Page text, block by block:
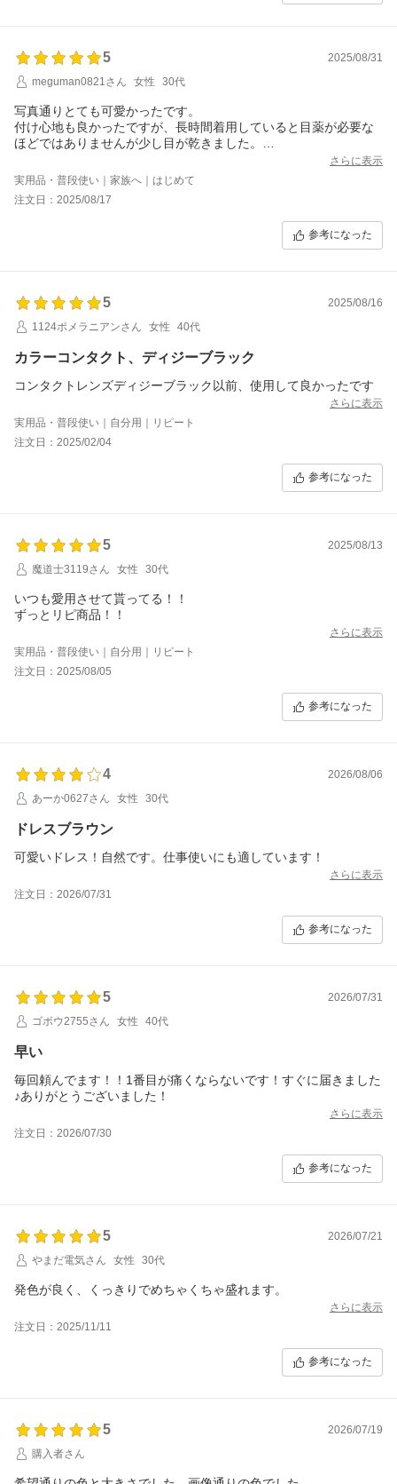
万が一不良品が発生した場合は、各メーカーが適切な対応をする体制と
決してご使用・破棄なさらずお待ちくださいますようお願い申し上げま
ご登録のメールアドレス宛に別途当店よりご連絡させていただきました
ので、
大変恐れ入りますがご確認のほど何卒よろしくお願いいたします。
この度は、お客様にご迷惑をおかけいたしましたこと深くお詫び申し上
げます。
5
2025/08/31
meguman0821さん
女性 30代
写真通りとても可愛かったです。
付け心地も良かったですが、長時間着用していると目薬が必要な
ほどではありませんが少し目が乾きました。
さらに表示
実用品・普段使い｜家族へ｜はじめて
注文日：2025/08/17
参考になった
5
2025/08/16
1124ポメラニアンさん
女性 40代
カラーコンタクト、ディジーブラック
コンタクトレンズディジーブラック以前、使用して良かったです
さらに表示
実用品・普段使い｜自分用｜リピート
注文日：2025/02/04
参考になった
5
2025/08/13
魔道士3119さん
女性 30代
いつも愛用させて貰ってる！！
ずっとリピ商品！！
さらに表示
実用品・普段使い｜自分用｜リピート
注文日：2025/08/05
参考になった
4
2026/08/06
あーか0627さん
女性 30代
ドレスブラウン
可愛いドレス！自然です。仕事使いにも適しています！
さらに表示
注文日：2026/07/31
参考になった
5
2026/07/31
ゴボウ2755さん
女性 40代
早い
毎回頼んでます！！1番目が痛くならないです！すぐに届きました
♪ありがとうございました！
さらに表示
注文日：2026/07/30
参考になった
5
2026/07/21
やまだ電気さん
女性 30代
発色が良く、くっきりでめちゃくちゃ盛れます。
さらに表示
注文日：2025/11/11
参考になった
5
2026/07/19
購入者さん